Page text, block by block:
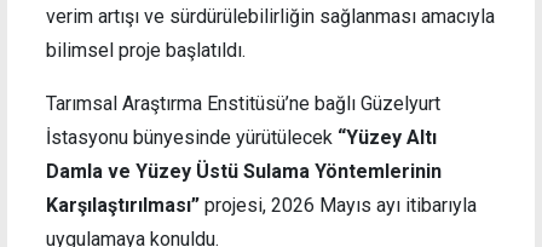
verim artışı ve sürdürülebilirliğin sağlanması amacıyla
bilimsel proje başlatıldı.
Tarımsal Araştırma Enstitüsü’ne bağlı Güzelyurt
İstasyonu bünyesinde yürütülecek “Yüzey Altı
Damla ve Yüzey Üstü Sulama Yöntemlerinin
Karşılaştırılması” projesi, 2026 Mayıs ayı itibarıyla
uygulamaya konuldu.